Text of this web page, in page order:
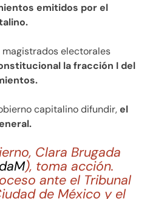
emitidos por el
magistrados electorales
la fracción I del
capitalino difundir,el
Clara Brugada
), toma acción.
ante el Tribunal
de México y el